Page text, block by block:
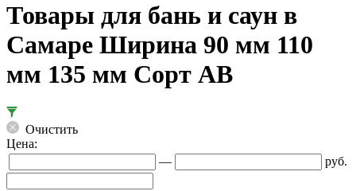
Товары для бань и саун в
Самаре Ширина 90 мм 110
мм 135 мм Сорт АВ
Очистить
Цена:
—
руб.